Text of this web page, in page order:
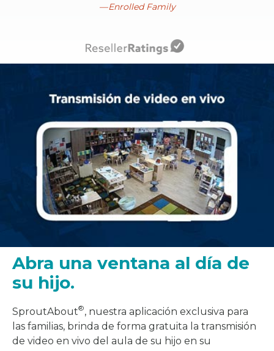
Enrolled Family
Abra una ventana al día de
su hijo.
SproutAbout®, nuestra aplicación exclusiva para
las familias, brinda de forma gratuita la transmisión
de video en vivo del aula de su hijo en su